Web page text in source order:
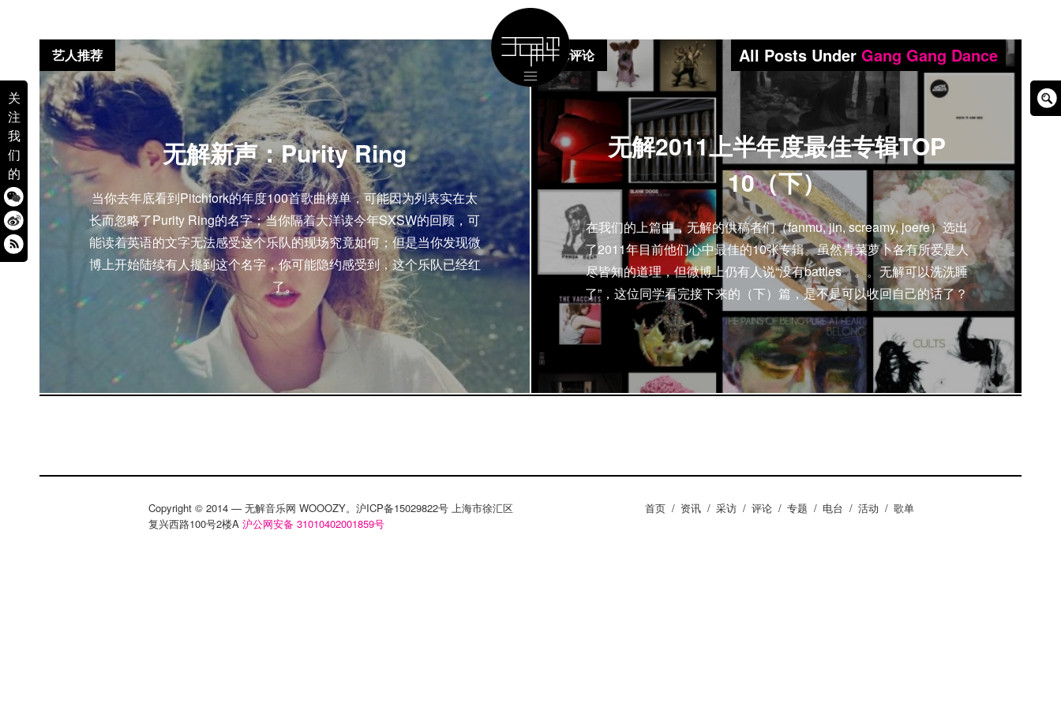
关
注
我
们
的
All Posts Under Gang Gang Dance
无解新声：Purity Ring
当你去年底看到Pitchfork的年度100首歌曲榜单，可能因为列表实在太
长而忽略了Purity Ring的名字；当你隔着大洋读今年SXSW的回顾，可
能读着英语的文字无法感受这个乐队的现场究竟如何；但是当你发现微
博上开始陆续有人提到这个名字，你可能隐约感受到，这个乐队已经红
了。
艺人推荐
无解2011上半年度最佳专辑TOP
10（下）
在我们的上篇中，无解的供稿者们（fanmu, jin, screamy, joere）选出
了2011年目前他们心中最佳的10张专辑。虽然青菜萝卜各有所爱是人
尽皆知的道理，但微博上仍有人说“没有battles。。。无解可以洗洗睡
了”，这位同学看完接下来的（下）篇，是不是可以收回自己的话了？
专辑评论
Copyright © 2014 — 无解音乐网 WOOOZY。沪ICP备15029822号 上海市徐汇区
复兴西路100号2楼A 沪公网安备 31010402001859号
首页 / 资讯 / 采访 / 评论 / 专题 / 电台 / 活动 / 歌单